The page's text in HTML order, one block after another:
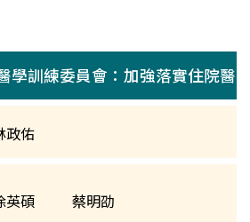
學訓練委員會：加強落實住院醫
政佑
英碩 蔡明劭